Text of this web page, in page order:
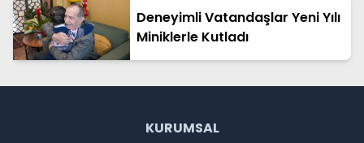
Deneyimli Vatandaşlar Yeni Yılı
Miniklerle Kutladı
KURUMSAL